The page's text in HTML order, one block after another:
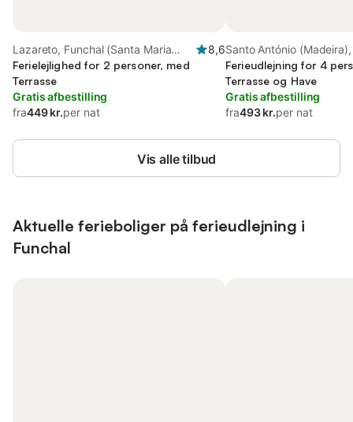
Lazareto, Funchal (Santa Maria
Maior)
8,6
Ferielejlighed for 2 personer, med
Terrasse
Gratis afbestilling
fra449 kr.per nat
Santo António
Ferieudlejning for 4
Terrasse og Have
Gratis afbestilling
fra493 kr.per nat
Vis alle tilbud
Aktuelle ferieboliger på ferieudlejning i
Funchal